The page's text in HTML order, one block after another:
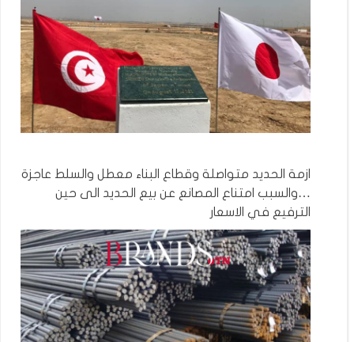
ازمة الحديد متواصلة وقطاع البناء معطل والسلط عاجزة
…والسبب امتناع المصانع عن بيع الحديد الى حين
الترفيع في الاسعار